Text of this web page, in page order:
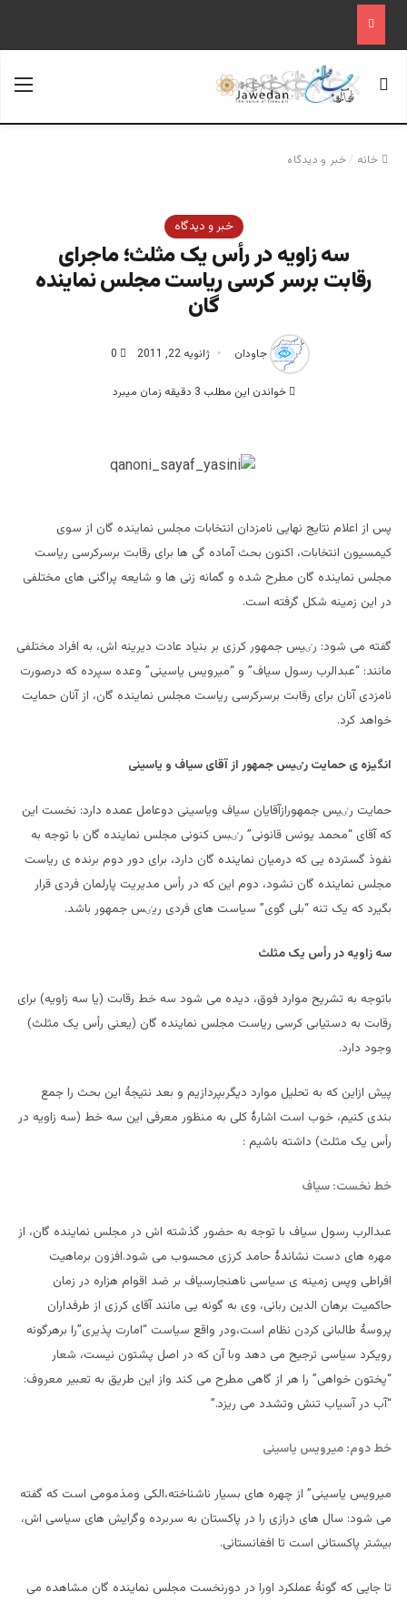
جستجو برای
خانه /خبر و دیدگاه
خبر و دیدگاه
سه زاویه در رأس یک مثلث؛ ماجرای
رقابت برسر کرسی ریاست مجلس نماینده
گان
جاودان ژانویه 22, 2011 0
خواندن این مطلب 3 دقیقه زمان میبرد
پس از اعلام نتایج نهایی نامزدان انتخابات مجلس نماینده گان از سوی
کیمسیون انتخابات، اکنون بحث آماده گی ها برای رقابت برسرکرسی ریاست
مجلس نماینده گان مطرح شده و گمانه زنی ها و شایعه پراگنی های مختلفی
در این زمینه شکل گرفته است.
گفته می شود: رٸیس جمهور کرزی بر بنیاد عادت دیرینه اش، به افراد مختلفی
مانند: “عبدالرب رسول سیاف” و “میرویس یاسینی” وعده سپرده که درصورت
نامزدی آنان برای رقابت برسرکرسی ریاست مجلس نماینده گان، از آنان حمایت
خواهد کرد.
انگیزه ی حمایت رٸیس جمهور از آقای سیاف و یاسینی
حمایت رٸیس جمهورازآقایان سیاف ویاسینی دوعامل عمده دارد: نخست این
که آقای “محمد یونس قانونی” رٸبس کنونی مجلس نماینده گان با توجه به
نفوذ گسترده یی که درمیان نماینده گان دارد، برای دور دوم برنده ی ریاست
مجلس نماینده گان نشود، دوم این که در رأس مدیریت پارلمان فردی قرار
بگیرد که یک تنه “بلی گوی” سیاست های فردی ریٸس جمهور باشد.
سه زاویه در رأس یک مثلث
باتوجه به تشریح موارد فوق، دیده می شود سه خط رقابت (یا سه زاویه) برای
رقابت به دستیابی کرسی ریاست مجلس نماینده گان (یعنی رأس یک مثلث)
وجود دارد.
پیش ازاین که به تحلیل موارد دیگربپردازیم و بعد نتیجۀ این بحث را جمع
بندی کنیم، خوب است اشارۀ کلی به منظور معرفی این سه خط (سه زاویه در
رأس یک مثلث) داشته باشیم :
خط نخست: سیاف
عبدالرب رسول سیاف با توجه به حضور گذشته اش در مجلس نماینده گان، از
مهره های دست نشاندۀ حامد کرزی محسوب می شود.افزون برماهیت
افراطی وپس زمینه ی سیاسی ناهنجارسیاف بر ضد اقوام هزاره در زمان
حاکمیت برهان الدین ربانی، وی به گونه یی مانند آقای کرزی از طرفداران
پروسۀ طالبانی کردن نظام است،ودر واقع سیاست “امارت پذیری”را برهرگونه
رویکرد سیاسی ترجیح می دهد وبا آن که در اصل پشتون نیست، شعار
“پختون خواهی” را هر از گاهی مطرح می کند واز این طریق به تعبیر معروف:
“آب در آسیاب تنش وتشدد می ریزد.”
خط دوم: میرویس یاسینی
میرویس یاسینی” از چهره های بسیار ناشناخته،الکی ومذمومی است که گفته
می شود: سال های درازی را در پاکستان به سربرده وگرایش های سیاسی اش،
بیشتر پاکستانی است تا افغانستانی.
تا جایی که گونۀ عملکرد اورا در دورنخست مجلس نماینده گان مشاهده می